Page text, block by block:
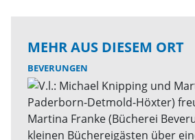
MEHR AUS DIESEM ORT
BEVERUNGEN